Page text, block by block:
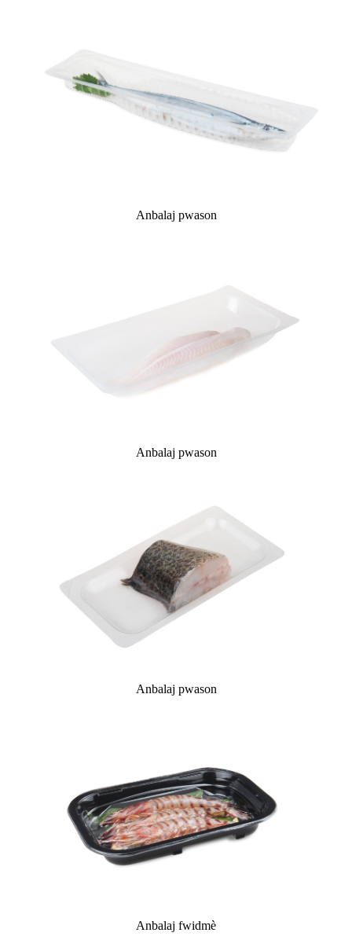
Anbalaj pwason
Anbalaj pwason
Anbalaj pwason
Anbalaj fwidmè